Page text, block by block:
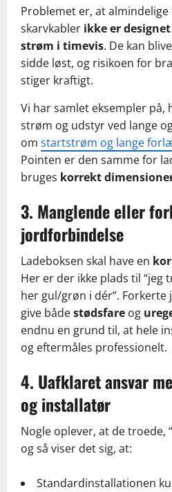
Problemet er, at
skarvkabler ikke er
strøm i timevis. De kan
sidde løst, og risikoen for
stiger kraftigt.
Vi har samlet eksempler på,
strøm og udstyr ved lange
om startstrøm og lange
Pointen er den samme for
bruges korrekt
3. Manglende eller
jordforbindelse
Ladeboksen skal have en
Her er der ikke plads til
her gul/grøn i dér”.
give bådestødsfare og
endnu en grund til, at hele
og eftermåles professionelt.
4. Uafklaret ansvar
og installatør
Nogle oplever, at de troede,
og så viser det sig, at:
Standardinstallationen